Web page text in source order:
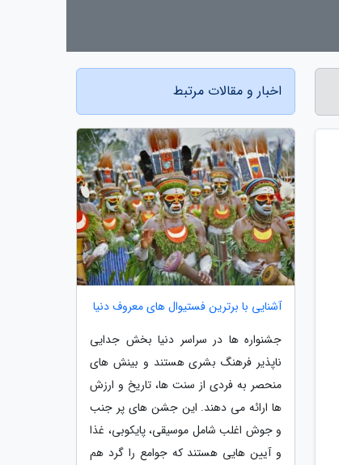
اخبار و مقالات مرتبط
آشنایی با برترین فستیوال های معروف دنیا
جشنواره ها در سراسر دنیا بخش جدایی
ناپذیر فرهنگ بشری هستند و بینش های
منحصر به فردی از سنت ها، تاریخ و ارزش
ها ارائه می دهند. این جشن های پر جنب
و جوش اغلب شامل موسیقی، پایکوبی، غذا
و آیین هایی هستند که جوامع را گرد هم